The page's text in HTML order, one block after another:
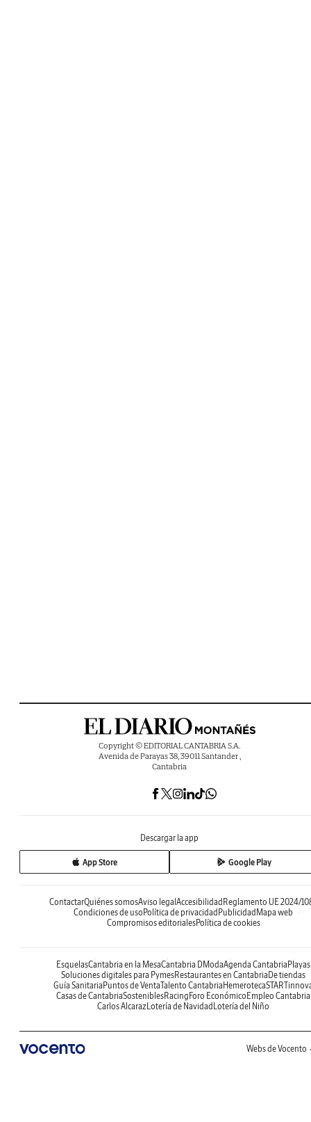
Copyright © EDITORIAL CANTABRIA S.A.
Avenida de Parayas 38, 39011 Santander ,
Cantabria
Descargar la app
App Store Google Play
ContactarQuiénes somosAviso legal Accesibilidad Reglamento UE 2024/
Condiciones de uso Política de privacidad Publicidad Mapa web
Compromisos editorialesPolítica de cookies
EsquelasCantabria en la MesaCantabria DModaAgenda Cantabria Playas
Soluciones digitales para PymesRestaurantes en Cantabria De tiendas
Guía Sanitaria Puntos de VentaTalento Cantabria Hemeroteca
Casas de CantabriaSosteniblesRacing Foro Económico Empleo Cantabria
Carlos AlcarazLotería de Navidad Lotería del Niño
Webs de Vocento